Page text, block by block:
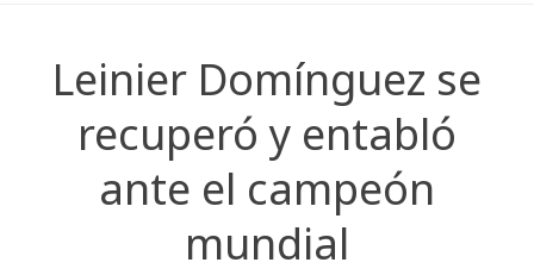
Leinier Domínguez se
recuperó y entabló
ante el campeón
mundial